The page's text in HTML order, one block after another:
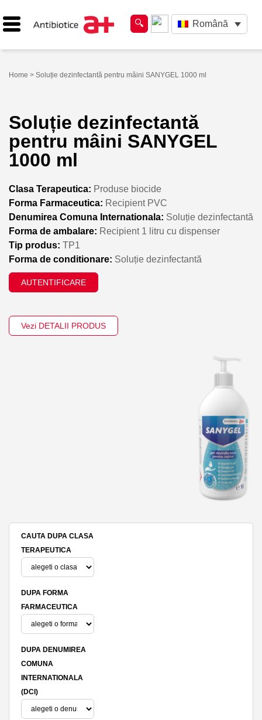
Română
Home > Soluție dezinfectantă pentru mâini SANYGEL 1000 ml
Soluție dezinfectantă
pentru mâini SANYGEL
1000 ml
Clasa Terapeutica: Produse biocide
Forma Farmaceutica: Recipient PVC
Denumirea Comuna Internationala: Soluție dezinfectantă
Forma de ambalare: Recipient 1 litru cu dispenser
Tip produs: TP1
Forma de conditionare: Soluție dezinfectantă
AUTENTIFICARE
Vezi DETALII PRODUS
CAUTA DUPA CLASA
TERAPEUTICA
DUPA FORMA
FARMACEUTICA
DUPA DENUMIREA
COMUNA
INTERNATIONALA
(DCI)